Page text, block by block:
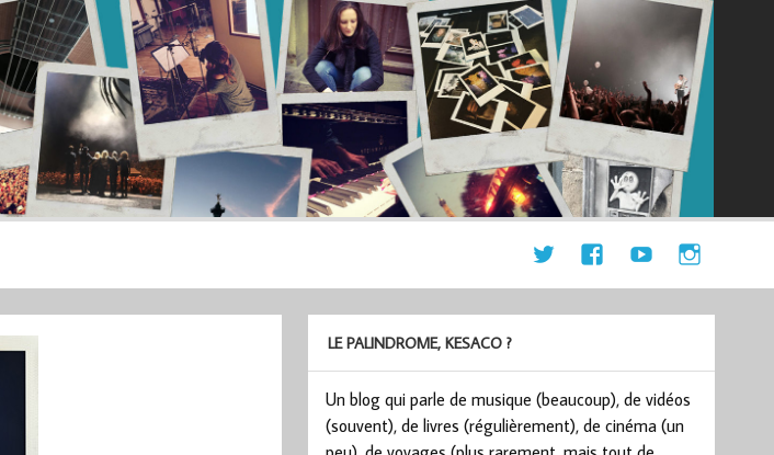
LE PALINDROME, KESACO ?
Un blog qui parle de musique (beaucoup), de vidéos
(souvent), de livres (régulièrement), de cinéma (un